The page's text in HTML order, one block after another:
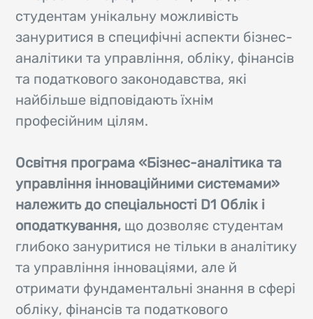
студентам унікальну можливість
зануритися в специфічні аспекти бізнес-
аналітики та управління, обліку, фінансів
та податкового законодавства, які
найбільше відповідають їхнім
професійним цілям.
Освітня програма «Бізнес-аналітика та
управління інноваційними системами»
належить до спеціальності D1 Облік і
оподаткування, що дозволяє студентам
глибоко зануритися не тільки в аналітику
та управління інноваціями, але й
отримати фундаментальні знання в сфері
обліку, фінансів та податкового